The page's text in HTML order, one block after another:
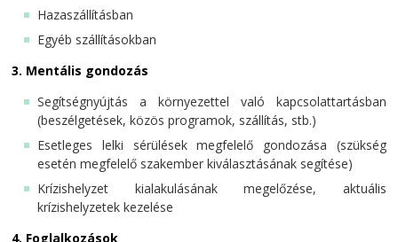
Hazaszállításban
Egyéb szállításokban
3. Mentális gondozás
Segítségnyújtás a környezettel való kapcsolattartásban
(beszélgetések, közös programok, szállítás, stb.)
Esetleges lelki sérülések megfelelő gondozása (szükség
esetén megfelelő szakember kiválasztásának segítése)
Krízishelyzet kialakulásának megelőzése, aktuális
krízishelyzetek kezelése
4. Foglalkozások